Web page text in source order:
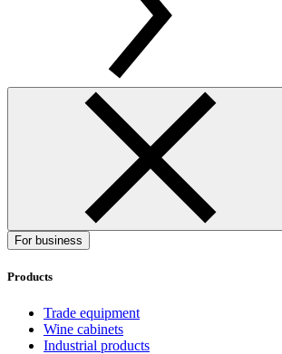
For business
Products
Trade equipment
Wine cabinets
Industrial products